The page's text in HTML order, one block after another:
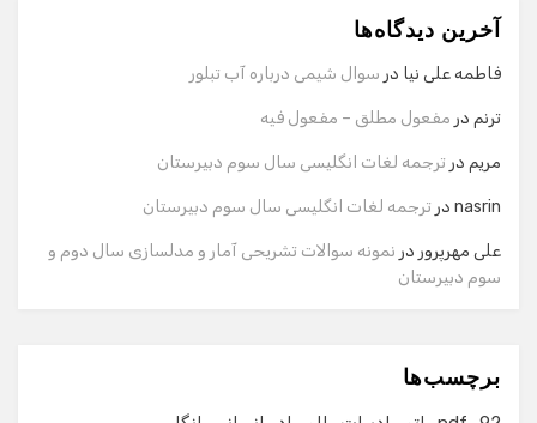
آخرین دیدگاه‌ها
فاطمه علی نیا در سوال شیمی درباره آب تبلور
ترنم در مفعول مطلق – مفعول فیه
مریم در ترجمه لغات انگلیسی سال سوم دبیرستان
nasrin در ترجمه لغات انگلیسی سال سوم دبیرستان
علی مهرپرور در نمونه سوالات تشریحی آمار و مدلسازی سال دوم و
سوم دبیرستان
برچسب‌ها
سلام! برای شروع گفت‌وگو لطفاً شماره تماس یا ایمیل خود را
وارد کنید.
ایمیل